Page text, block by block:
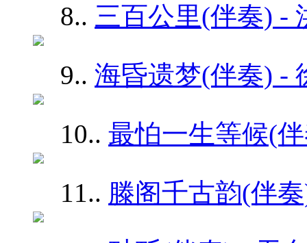
8.. 三百公里(伴奏) -
9.. 海昏遗梦(伴奏) -
10.. 最怕一生等候(
11.. 滕阁千古韵(伴